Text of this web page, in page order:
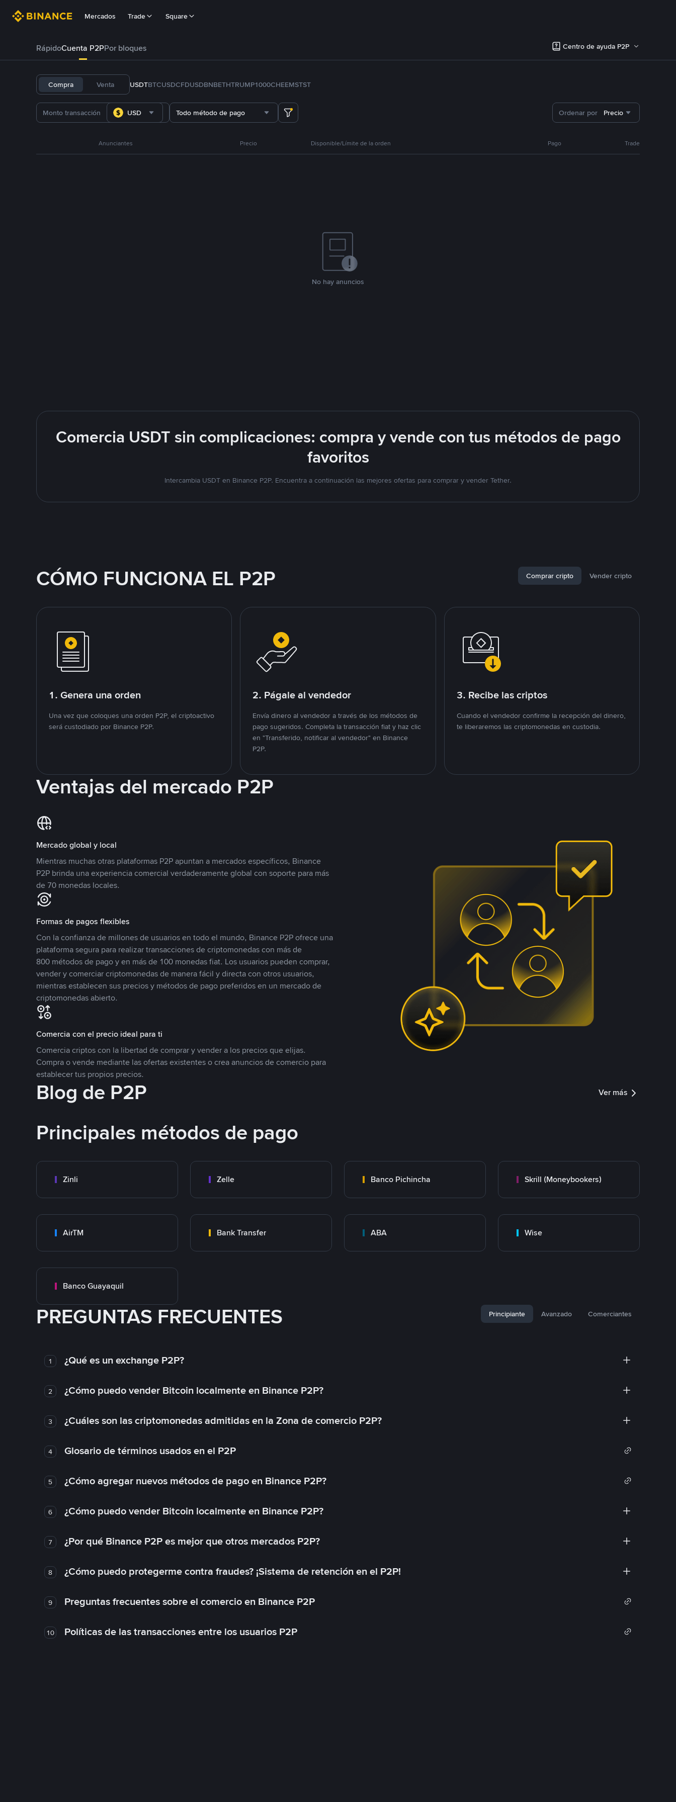
Mercados Trade Square
RápidoCuenta P2PPor bloques Centro de ayuda P2P
Compra Venta USDTBTCUSDCFDUSDBNBETHTRUMP1000CHEEMSTST
USD Todo método de pago Ordenar por Precio
Anunciantes Precio Disponible/Límite de la orden Pago Trade
No hay anuncios
Comercia USDT sin complicaciones: compra y vende con tus métodos de pago
favoritos
Intercambia USDT en Binance P2P. Encuentra a continuación las mejores ofertas para comprar y vender Tether.
CÓMO FUNCIONA EL P2P Comprar cripto Vender cripto
1. Genera una orden
Una vez que coloques una orden P2P, el criptoactivo
será custodiado por Binance P2P.
2. Págale al vendedor
Envía dinero al vendedor a través de los métodos de
pago sugeridos. Completa la transacción fiat y haz clic
en "Transferido, notificar al vendedor" en Binance
P2P.
3. Recibe las criptos
Cuando el vendedor confirme la recepción del dinero,
te liberaremos las criptomonedas en custodia.
Ventajas del mercado P2P
Mercado global y local
Mientras muchas otras plataformas P2P apuntan a mercados específicos, Binance
P2P brinda una experiencia comercial verdaderamente global con soporte para más
de 70 monedas locales.
Formas de pagos flexibles
Con la confianza de millones de usuarios en todo el mundo, Binance P2P ofrece una
plataforma segura para realizar transacciones de criptomonedas con más de
800 métodos de pago y en más de 100 monedas fiat. Los usuarios pueden comprar,
vender y comerciar criptomonedas de manera fácil y directa con otros usuarios,
mientras establecen sus precios y métodos de pago preferidos en un mercado de
criptomonedas abierto.
Comercia con el precio ideal para ti
Comercia criptos con la libertad de comprar y vender a los precios que elijas.
Compra o vende mediante las ofertas existentes o crea anuncios de comercio para
establecer tus propios precios.
Blog de P2P Ver más
Principales métodos de pago
Zinli Zelle Banco Pichincha Skrill (Moneybookers)
AirTM Bank Transfer ABA Wise
Banco Guayaquil
PREGUNTAS FRECUENTES Principiante Avanzado Comerciantes
1 ¿Qué es un exchange P2P?
2 ¿Cómo puedo vender Bitcoin localmente en Binance P2P?
3 ¿Cuáles son las criptomonedas admitidas en la Zona de comercio P2P?
4 Glosario de términos usados en el P2P
5 ¿Cómo agregar nuevos métodos de pago en Binance P2P?
6 ¿Cómo puedo vender Bitcoin localmente en Binance P2P?
7 ¿Por qué Binance P2P es mejor que otros mercados P2P?
8 ¿Cómo puedo protegerme contra fraudes? ¡Sistema de retención en el P2P!
9 Preguntas frecuentes sobre el comercio en Binance P2P
10 Políticas de las transacciones entre los usuarios P2P